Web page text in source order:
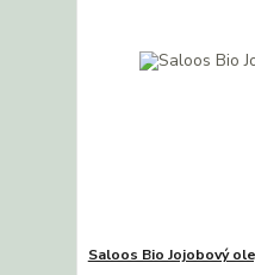
Saloos Bio Jojobový